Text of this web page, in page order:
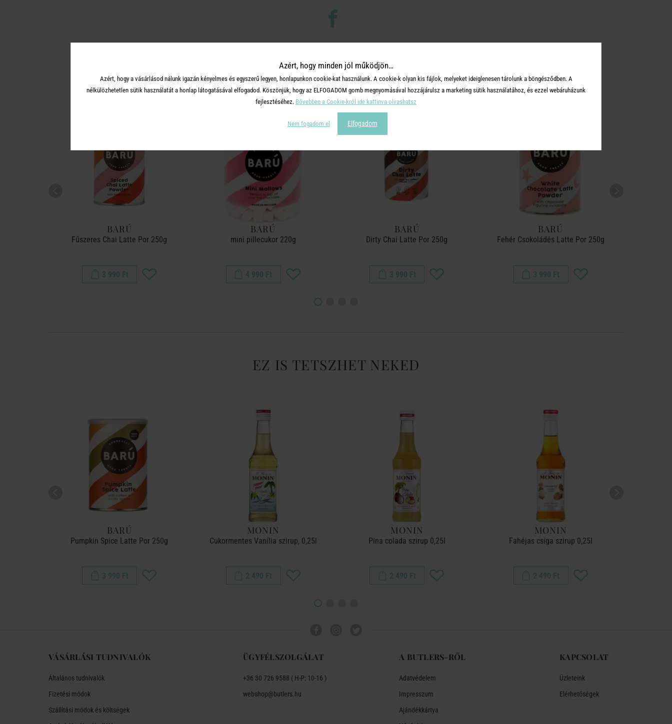
A TERMÉKCSALÁD TOVÁBBI TERMÉKEI
BARÚ
Fűszeres Chai Latte Por 250g
3 990 Ft
BARÚ
mini pillecukor 220g
4 990 Ft
BARÚ
Dirty Chai Latte Por 250g
3 990 Ft
BARÚ
Fehér Csokoládés Latte Por 250g
3 990 Ft
EZ IS TETSZHET NEKED
BARÚ
Pumpkin Spice Latte Por 250g
3 990 Ft
MONIN
Cukormentes Vanília szirup, 0,25l
2 490 Ft
MONIN
Pina colada szirup 0,25l
2 490 Ft
MONIN
Fahéjas csiga szirup 0,25l
2 490 Ft
VÁSÁRLÁSI TUDNIVALÓK
Általános tudnivalók
Fizetési módok
Szállítási módok és költségek
ÜGYFÉLSZOLGÁLAT
+36 30 726 9588 ( H-P: 10-16 )
webshop@butlers.hu
A BUTLERS-RŐL
Adatvédelem
Impresszum
Ajándékkártya
KAPCSOLAT
Üzleteink
Elérhetőségek
Azért, hogy minden jól működjön…
Azért, hogy a vásárlásod nálunk igazán kényelmes és egyszerű legyen, honlapunkon cookie-kat használunk. A cookie-k olyan kis fájlok, melyeket ideiglenesen tárolunk a böngésződben. A
nélkülözhetetlen sütik használatát a honlap látogatásával elfogadod. Köszönjük, hogy az ELFOGADOM gomb megnyomásával hozzájárulsz a marketing sütik használatához, és ezzel webáruházunk
fejlesztéséhez. Bővebben a Cookie-król ide kattinva olvashatsz
Nem fogadom el Elfogadom